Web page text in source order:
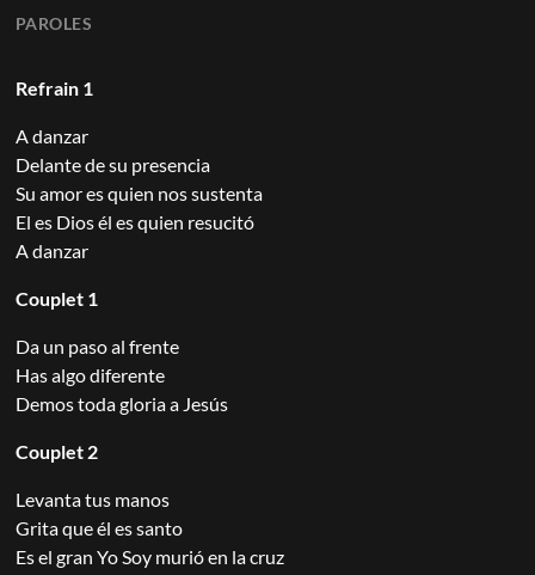
PAROLES
Refrain 1
A danzar
Delante de su presencia
Su amor es quien nos sustenta
El es Dios él es quien resucitó
A danzar
Couplet 1
Da un paso al frente
Has algo diferente
Demos toda gloria a Jesús
Couplet 2
Levanta tus manos
Grita que él es santo
Es el gran Yo Soy murió en la cruz